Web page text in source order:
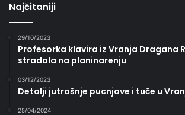
Najčitaniji
29/10/2023
Profesorka klavira iz Vranja Dragana
stradala na planinarenju
03/12/2023
Detalji jutrošnje pucnjave i tuče u
25/04/2024